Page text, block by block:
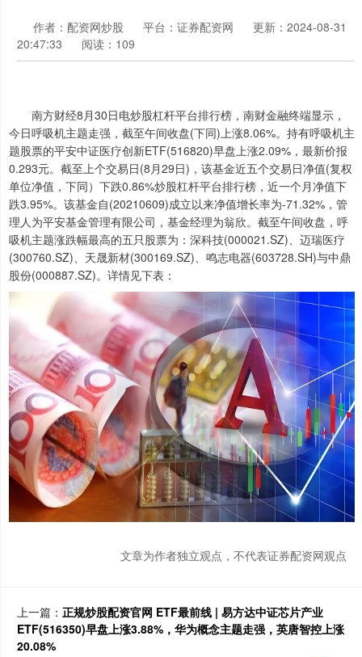
作者：配资网炒股 平台：证券配资网
更新：2024-08-31
20:47:33
阅读：109
南方财经8月30日电炒股杠杆平台排行榜，南财金融终端显示，
今日呼吸机主题走强，截至午间收盘(下同)上涨8.06%。持有呼吸机主
题股票的平安中证医疗创新ETF(516820)早盘上涨2.09%，最新价报
0.293元。截至上个交易日(8月29日)，该基金近五个交易日净值(复权
单位净值，下同）下跌0.86%炒股杠杆平台排行榜，近一个月净值下
跌3.95%。该基金自(20210609)成立以来净值增长率为-71.32%，管
理人为平安基金管理有限公司，基金经理为翁欣。截至午间收盘，呼
吸机主题涨跌幅最高的五只股票为：深科技(000021.SZ)、迈瑞医疗
(300760.SZ)、天晟新材(300169.SZ)、鸣志电器(603728.SH)与中鼎
股份(000887.SZ)。详情见下表：
文章为作者独立观点，不代表证券配资网观点
上一篇： 正规炒股配资官网 ETF最前线 | 易方达中证芯片产业
ETF(516350)早盘上涨3.88%，华为概念主题走强，英唐智控上涨
20.08%